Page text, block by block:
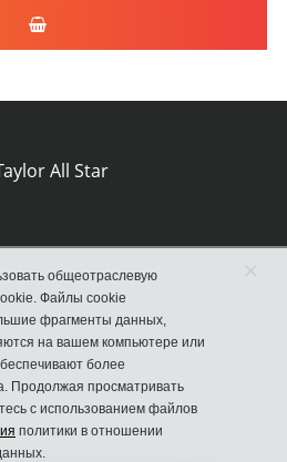
All Star
д.50, стр. 2, оф. 30
общеотраслевую
Файлы cookie
фрагменты данных,
на вашем компьютере или
более
Продолжая просматривать
с использованием файлов
политики в отношении
×